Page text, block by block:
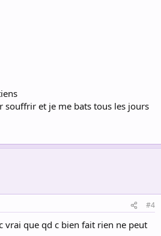
souffrir et je me bats tous les jours
#4
vrai que qd c bien fait rien ne peut